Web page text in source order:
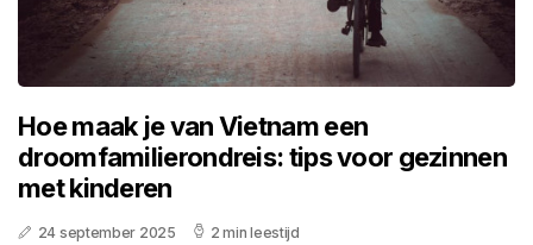
Hoe maak je van Vietnam een
droomfamilierondreis: tips voor gezinnen
met kinderen
24 september 2025 2 min leestijd